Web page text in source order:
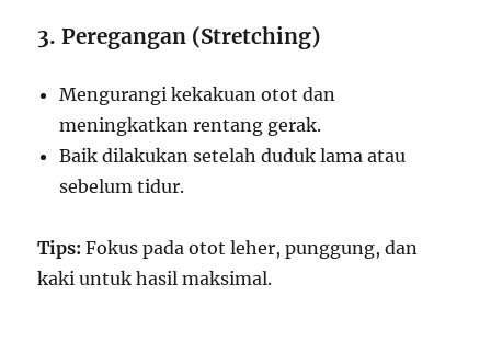
3. Peregangan (Stretching)
Mengurangi kekakuan otot dan
meningkatkan rentang gerak.
Baik dilakukan setelah duduk lama atau
sebelum tidur.
Tips: Fokus pada otot leher, punggung, dan
kaki untuk hasil maksimal.